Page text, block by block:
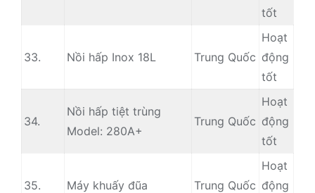
tốt
33. Nồi hấp Inox 18L Trung Quốc
Hoạt
động
tốt
34.
Nồi hấp tiệt trùng
Model: 280A+
Trung Quốc
Hoạt
động
tốt
35. Máy khuấy đũa Trung Quốc
Hoạt
động